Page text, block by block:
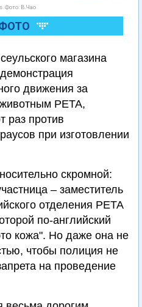
Фото: В.Чао
магазина
движения за
PETA,
раз против
при изготовлении
скромной:
– заместитель
отделения PETA
по-английский
кожа". Но даже она не
чтобы полиция не
на проведение